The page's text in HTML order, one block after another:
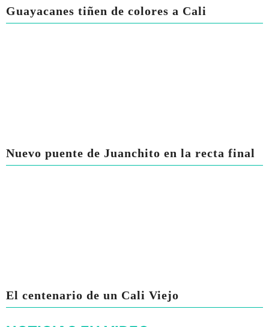
Guayacanes tiñen de colores a Cali
Nuevo puente de Juanchito en la recta final
El centenario de un Cali Viejo